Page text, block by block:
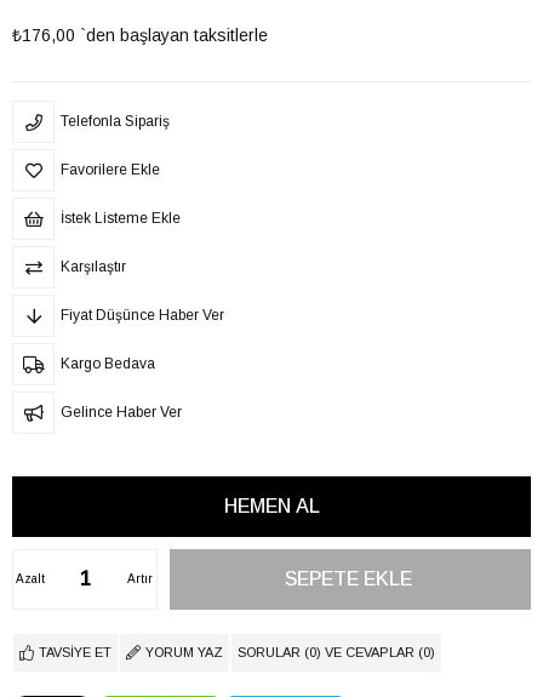
₺176,00 `den başlayan taksitlerle
Telefonla Sipariş
Favorilere Ekle
İstek Listeme Ekle
Karşılaştır
Fiyat Düşünce Haber Ver
Kargo Bedava
Gelince Haber Ver
Artır
Azalt
TAVSIYE ET YORUM YAZ SORULAR (0) VE CEVAPLAR (0)